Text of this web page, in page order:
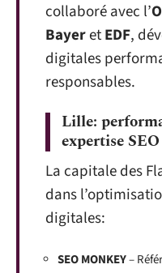
collaboré avec l’
BayeretEDF,
digitales
responsables.
Lille:
expertise SEO
La capitale des
dans
digitales:
SEO MONKEY–